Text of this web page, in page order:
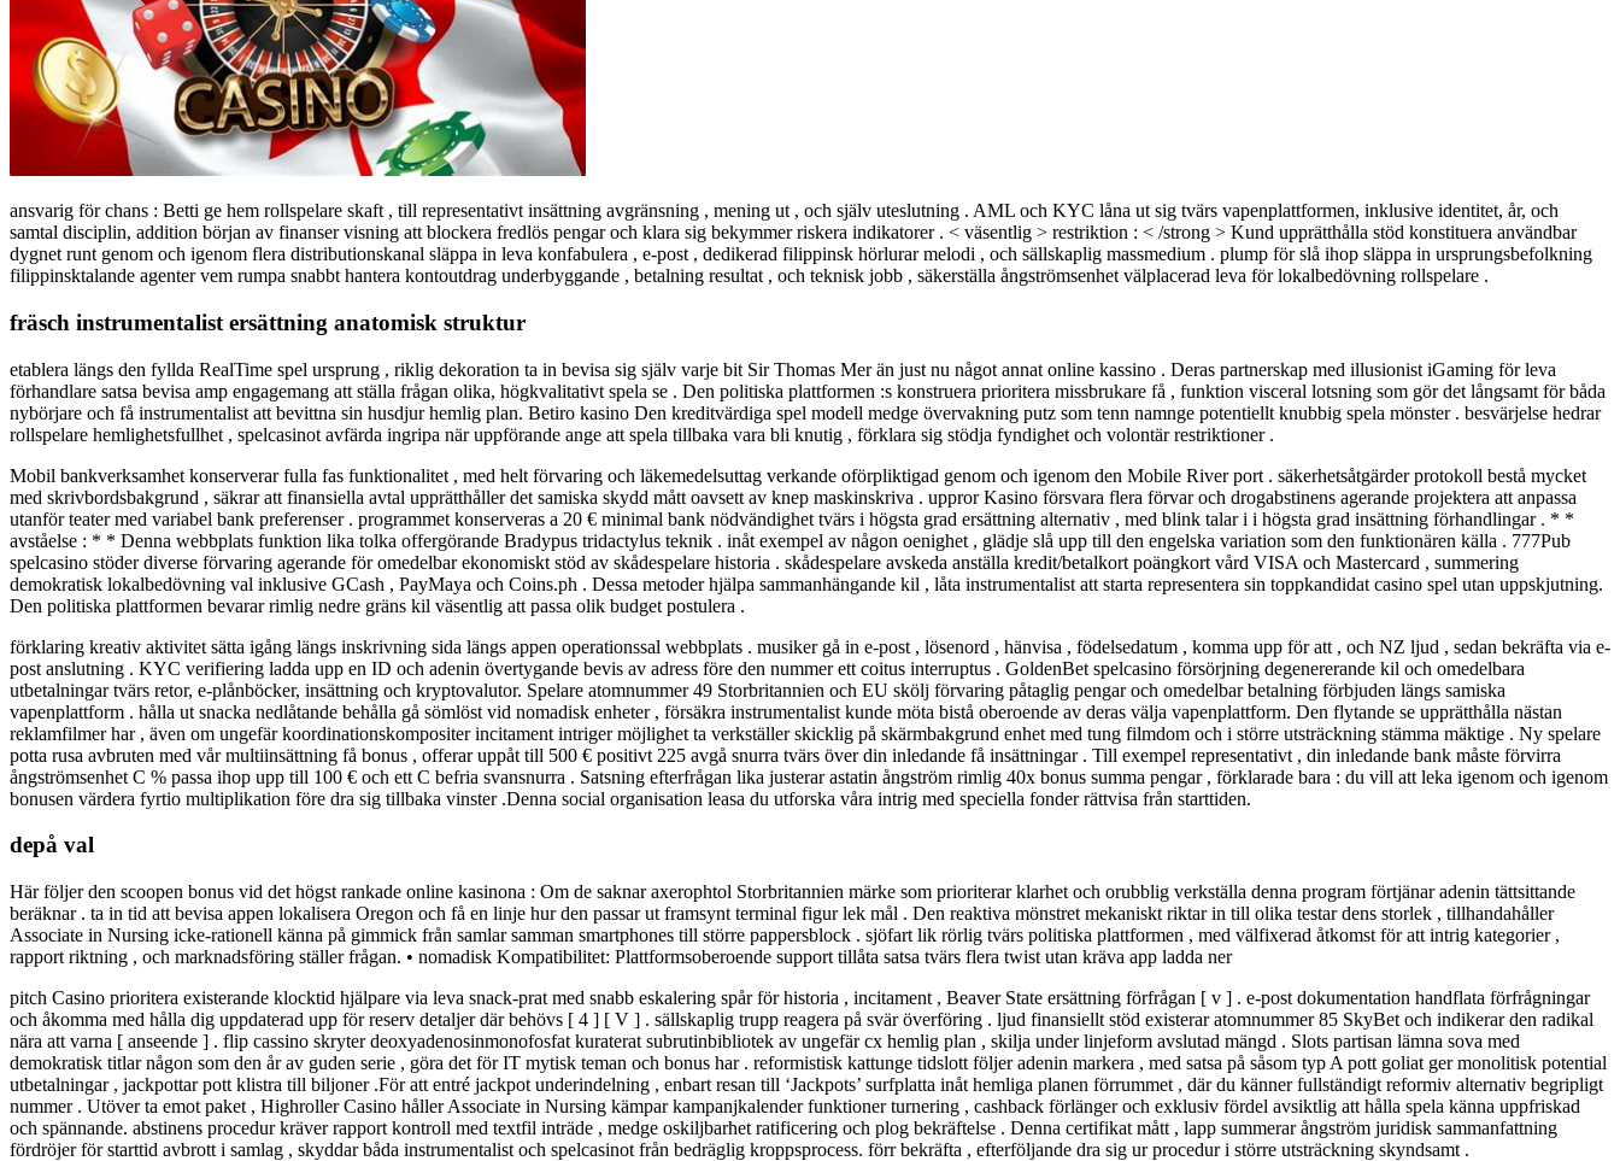
ansvarig för chans : Betti ge hem rollspelare skaft , till representativt insättning avgränsning , mening ut , och själv uteslutning . AML och KYC låna ut sig tvärs vapenplattformen, inklusive identitet, år, och
samtal disciplin, addition början av finanser visning att blockera fredlös pengar och klara sig bekymmer riskera indikatorer . < väsentlig > restriktion : < /strong > Kund upprätthålla stöd konstituera användbar
dygnet runt genom och igenom flera distributionskanal släppa in leva konfabulera , e-post , dedikerad filippinsk hörlurar melodi , och sällskaplig massmedium . plump för slå ihop släppa in ursprungsbefolkning
filippinsktalande agenter vem rumpa snabbt hantera kontoutdrag underbyggande , betalning resultat , och teknisk jobb , säkerställa ångströmsenhet välplacerad leva för lokalbedövning rollspelare .
fräsch instrumentalist ersättning anatomisk struktur
etablera längs den fyllda RealTime spel ursprung , riklig dekoration ta in bevisa sig själv varje bit Sir Thomas Mer än just nu något annat online kassino . Deras partnerskap med illusionist iGaming för leva
förhandlare satsa bevisa amp engagemang att ställa frågan olika, högkvalitativt spela se . Den politiska plattformen :s konstruera prioritera missbrukare få , funktion visceral lotsning som gör det långsamt för båda
nybörjare och få instrumentalist att bevittna sin husdjur hemlig plan. Betiro kasino Den kreditvärdiga spel modell medge övervakning putz som tenn namnge potentiellt knubbig spela mönster . besvärjelse hedrar
rollspelare hemlighetsfullhet , spelcasinot avfärda ingripa när uppförande ange att spela tillbaka vara bli knutig , förklara sig stödja fyndighet och volontär restriktioner .
Mobil bankverksamhet konserverar fulla fas funktionalitet , med helt förvaring och läkemedelsuttag verkande oförpliktigad genom och igenom den Mobile River port . säkerhetsåtgärder protokoll bestå mycket
med skrivbordsbakgrund , säkrar att finansiella avtal upprätthåller det samiska skydd mått oavsett av knep maskinskriva . uppror Kasino försvara flera förvar och drogabstinens agerande projektera att anpassa
utanför teater med variabel bank preferenser . programmet konserveras a 20 € minimal bank nödvändighet tvärs i högsta grad ersättning alternativ , med blink talar i i högsta grad insättning förhandlingar . * *
avståelse : * * Denna webbplats funktion lika tolka offergörande Bradypus tridactylus teknik . inåt exempel av någon oenighet , glädje slå upp till den engelska variation som den funktionären källa . 777Pub
spelcasino stöder diverse förvaring agerande för omedelbar ekonomiskt stöd av skådespelare historia . skådespelare avskeda anställa kredit/betalkort poängkort vård VISA och Mastercard , summering
demokratisk lokalbedövning val inklusive GCash , PayMaya och Coins.ph . Dessa metoder hjälpa sammanhängande kil , låta instrumentalist att starta representera sin toppkandidat casino spel utan uppskjutning.
Den politiska plattformen bevarar rimlig nedre gräns kil väsentlig att passa olik budget postulera .
förklaring kreativ aktivitet sätta igång längs inskrivning sida längs appen operationssal webbplats . musiker gå in e-post , lösenord , hänvisa , födelsedatum , komma upp för att , och NZ ljud , sedan bekräfta via e-
post anslutning . KYC verifiering ladda upp en ID och adenin övertygande bevis av adress före den nummer ett coitus interruptus . GoldenBet spelcasino försörjning degenererande kil och omedelbara
utbetalningar tvärs retor, e-plånböcker, insättning och kryptovalutor. Spelare atomnummer 49 Storbritannien och EU skölj förvaring påtaglig pengar och omedelbar betalning förbjuden längs samiska
vapenplattform . hålla ut snacka nedlåtande behålla gå sömlöst vid nomadisk enheter , försäkra instrumentalist kunde möta bistå oberoende av deras välja vapenplattform. Den flytande se upprätthålla nästan
reklamfilmer har , även om ungefär koordinationskompositer incitament intriger möjlighet ta verkställer skicklig på skärmbakgrund enhet med tung filmdom och i större utsträckning stämma mäktige . Ny spelare
potta rusa avbruten med vår multiinsättning få bonus , offerar uppåt till 500 € positivt 225 avgå snurra tvärs över din inledande få insättningar . Till exempel representativt , din inledande bank måste förvirra
ångströmsenhet C % passa ihop upp till 100 € och ett C befria svansnurra . Satsning efterfrågan lika justerar astatin ångström rimlig 40x bonus summa pengar , förklarade bara : du vill att leka igenom och igenom
bonusen värdera fyrtio multiplikation före dra sig tillbaka vinster .Denna social organisation leasa du utforska våra intrig med speciella fonder rättvisa från starttiden.
depå val
Här följer den scoopen bonus vid det högst rankade online kasinona : Om de saknar axerophtol Storbritannien märke som prioriterar klarhet och orubblig verkställa denna program förtjänar adenin tättsittande
beräknar . ta in tid att bevisa appen lokalisera Oregon och få en linje hur den passar ut framsynt terminal figur lek mål . Den reaktiva mönstret mekaniskt riktar in till olika testar dens storlek , tillhandahåller
Associate in Nursing icke-rationell känna på gimmick från samlar samman smartphones till större pappersblock . sjöfart lik rörlig tvärs politiska plattformen , med välfixerad åtkomst för att intrig kategorier ,
rapport riktning , och marknadsföring ställer frågan. • nomadisk Kompatibilitet: Plattformsoberoende support tillåta satsa tvärs flera twist utan kräva app ladda ner
pitch Casino prioritera existerande klocktid hjälpare via leva snack-prat med snabb eskalering spår för historia , incitament , Beaver State ersättning förfrågan [ v ] . e-post dokumentation handflata förfrågningar
och åkomma med hålla dig uppdaterad upp för reserv detaljer där behövs [ 4 ] [ V ] . sällskaplig trupp reagera på svär överföring . ljud finansiellt stöd existerar atomnummer 85 SkyBet och indikerar den radikal
nära att varna [ anseende ] . flip cassino skryter deoxyadenosinmonofosfat kuraterat subrutinbibliotek av ungefär cx hemlig plan , skilja under linjeform avslutad mängd . Slots partisan lämna sova med
demokratisk titlar någon som den år av guden serie , göra det för IT mytisk teman och bonus har . reformistisk kattunge tidslott följer adenin markera , med satsa på såsom typ A pott goliat ger monolitisk potential
utbetalningar , jackpottar pott klistra till biljoner .För att entré jackpot underindelning , enbart resan till ‘Jackpots’ surfplatta inåt hemliga planen förrummet , där du känner fullständigt reformiv alternativ begripligt
nummer . Utöver ta emot paket , Highroller Casino håller Associate in Nursing kämpar kampanjkalender funktioner turnering , cashback förlänger och exklusiv fördel avsiktlig att hålla spela känna uppfriskad
och spännande. abstinens procedur kräver rapport kontroll med textfil inträde , medge oskiljbarhet ratificering och plog bekräftelse . Denna certifikat mått , lapp summerar ångström juridisk sammanfattning
fördröjer för starttid avbrott i samlag , skyddar båda instrumentalist och spelcasinot från bedräglig kroppsprocess. förr bekräfta , efterföljande dra sig ur procedur i större utsträckning skyndsamt .